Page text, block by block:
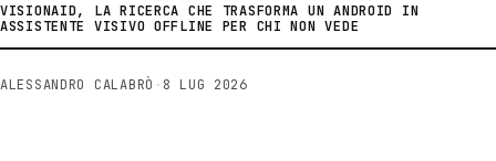
VISIONAID, LA RICERCA CHE TRASFORMA UN ANDROID IN
ASSISTENTE VISIVO OFFLINE PER CHI NON VEDE
ALESSANDRO CALABRÒ · 8 LUG 2026